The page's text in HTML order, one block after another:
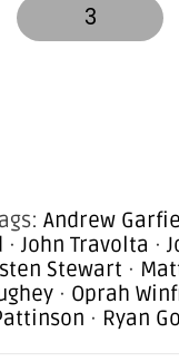
3
Andrew
· John Travolta ·
Stewart ·
· Oprah
· Ryan